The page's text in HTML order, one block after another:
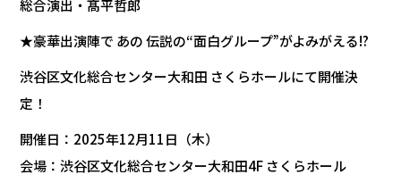
総合演出・髙平哲郎
★豪華出演陣で あの 伝説の“面白グループ”がよみがえる!?
渋谷区文化総合センター大和田 さくらホールにて開催決
定！
開催日：2025年12月11日（木）
会場：渋谷区文化総合センター大和田4F さくらホール